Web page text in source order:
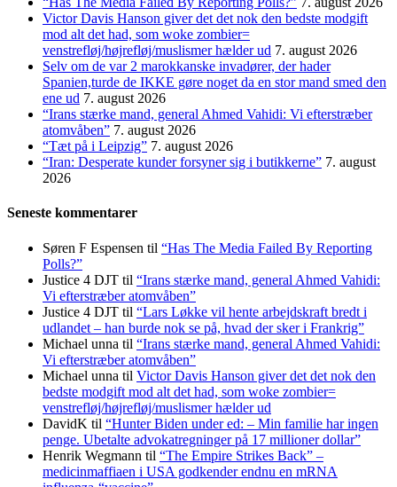
Victor Davis Hanson giver det det nok den bedste modgift
mod alt det had, som woke zombier=
venstrefløj/højrefløj/muslismer hælder ud 7. august 2026
Selv om de var 2 marokkanske invadører, der hader
Spanien,turde de IKKE gøre noget da en stor mand smed den
ene ud 7. august 2026
“Irans stærke mand, general Ahmed Vahidi: Vi efterstræber
atomvåben” 7. august 2026
“Tæt på i Leipzig” 7. august 2026
“Iran: Desperate kunder forsyner sig i butikkerne” 7. august
2026
Seneste kommentarer
Søren F Espensen til “Has The Media Failed By Reporting
Polls?”
Justice 4 DJT til “Irans stærke mand, general Ahmed Vahidi:
Vi efterstræber atomvåben”
Justice 4 DJT til “Lars Løkke vil hente arbejdskraft bredt i
udlandet – han burde nok se på, hvad der sker i Frankrig”
Michael unna til “Irans stærke mand, general Ahmed Vahidi:
Vi efterstræber atomvåben”
Michael unna til Victor Davis Hanson giver det det nok den
bedste modgift mod alt det had, som woke zombier=
venstrefløj/højrefløj/muslismer hælder ud
DavidK til “Hunter Biden under ed: – Min familie har ingen
penge. Ubetalte advokat­regninger på 17 millioner dollar”
Henrik Wegmann til “The Empire Strikes Back” –
medicinmaffiaen i USA godkender endnu en mRNA